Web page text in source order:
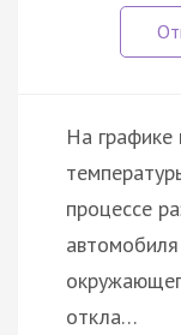
На графике
процессе
откла…